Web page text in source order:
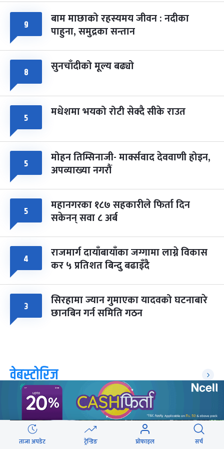
८ फागुपूर्णिमा
चैत्र ८, २०८३- Mar 22, 2027
७ महिना बाँकी
९ बाम माछाको रहस्यमय जीवन : नदीका
पाहुना, समुद्रका सन्तान
८ सुनचाँदीको मूल्य बढ्यो
५ मधेशमा भयको रोटी सेक्दै सीके राउत
५ मोहन तिम्सिनाजी- मार्क्सवाद देववाणी होइन,
अपव्याख्या नगरौं
५ महानगरका १८७ सहकारीले फिर्ता दिन
सकेनन् सवा ८ अर्ब
४ राजमार्ग दायाँबायाँका जग्गामा लाग्ने विकास
कर ५ प्रतिशत बिन्दु बढाइँदै
३ सिरहामा ज्यान गुमाएका यादवको घटनाबारे
छानबिन गर्न समिति गठन
वेबस्टोरिज
ताजा अपडेट ट्रेन्डिङ प्रोफाइल सर्च